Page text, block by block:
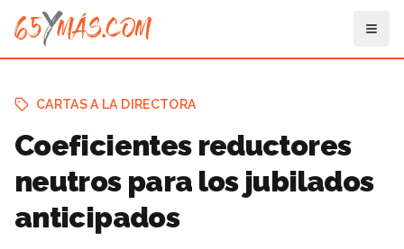
CARTAS A LA DIRECTORA
Coeficientes reductores
neutros para los jubilados
anticipados